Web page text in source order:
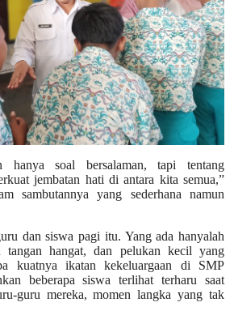
hanya soal bersalaman, tapi tentang
jembatan hati di antara kita semua,”
sambutannya yang sederhana namun
dan siswa pagi itu. Yang ada hanyalah
tangan hangat, dan pelukan kecil yang
kuatnya ikatan kekeluargaan di SMP
beberapa siswa terlihat terharu saat
guru mereka, momen langka yang tak